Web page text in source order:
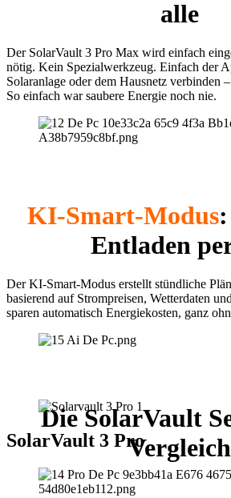
alle
Der SolarVault 3 Pro Max wird einfach
nötig. Kein Spezialwerkzeug. Einfach der
Solaranlage oder dem Hausnetz verbinden
So einfach war saubere Energie noch nie.
KI-Smart-Modus
Entladen
Der KI-Smart-Modus erstellt stündliche
basierend auf Strompreisen, Wetterdaten
sparen automatisch Energiekosten, ganz
Die SolarVault
Vergleich
SolarVault 3 Pro